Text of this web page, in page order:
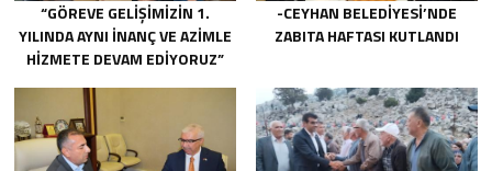
“GÖREVE GELIŞIMIZIN 1.
YILINDA AYNI INANÇ VE AZIMLE
HIZMETE DEVAM EDIYORUZ”
-CEYHAN BELEDIYESI’NDE
ZABITA HAFTASI KUTLANDI